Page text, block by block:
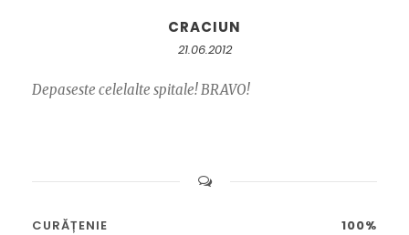
CRACIUN
21.06.2012
Depaseste celelalte spitale! BRAVO!
CURĂȚENIE 100%